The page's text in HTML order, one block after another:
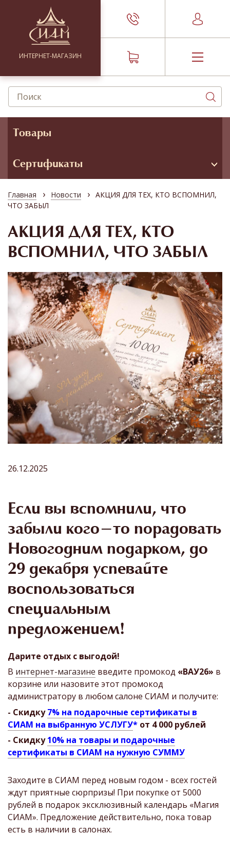
ИНТЕРНЕТ-МАГАЗИН
Товары
Сертификаты
Главная › Новости ›
АКЦИЯ ДЛЯ ТЕХ, КТО ВСПОМНИЛ,
ЧТО ЗАБЫЛ
АКЦИЯ ДЛЯ ТЕХ, КТО
ВСПОМНИЛ, ЧТО ЗАБЫЛ
26.12.2025
Если вы вспомнили, что
забыли кого-то порадовать
Новогодним подарком, до
29 декабря успевайте
воспользоваться
специальным
предложением!
Дарите отдых с выгодой!
В интернет-магазине введите промокод «ВАУ26» в
корзине или назовите этот промокод
администратору в любом салоне СИАМ и получите:
- Скидку 7% на подарочные сертификаты в
СИАМ на выбранную УСЛУГУ* от 4 000 рублей
- Скидку 10% на товары и подарочные
сертификаты в СИАМ на нужную СУММУ
Заходите в СИАМ перед новым годом - всех гостей
ждут приятные сюрпризы! При покупке от 5000
рублей в подарок эксклюзивный календарь «Магия
СИАМ». Предложение действительно, пока товар
есть в наличии в салонах.